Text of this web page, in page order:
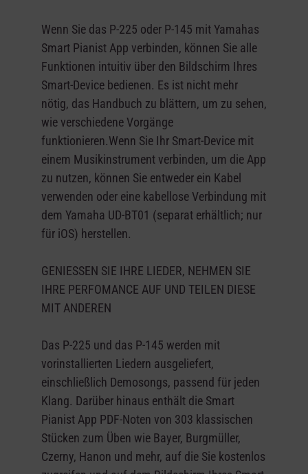
Wenn Sie das P-225 oder P-145 mit Yamahas
Smart Pianist App verbinden, können Sie alle
Funktionen intuitiv über den Bildschirm Ihres
Smart-Device bedienen. Es ist nicht mehr
nötig, das Handbuch zu blättern, um zu sehen,
wie verschiedene Vorgänge
funktionieren.Wenn Sie Ihr Smart-Device mit
einem Musikinstrument verbinden, um die App
zu nutzen, können Sie entweder ein Kabel
verwenden oder eine kabellose Verbindung mit
dem Yamaha UD-BT01 (separat erhältlich; nur
für iOS) herstellen.
GENIESSEN SIE IHRE LIEDER, NEHMEN SIE
IHRE PERFOMANCE AUF UND TEILEN DIESE
MIT ANDEREN
Das P-225 und das P-145 werden mit
vorinstallierten Liedern ausgeliefert,
einschließlich Demosongs, passend für jeden
Klang. Darüber hinaus enthält die Smart
Pianist App PDF-Noten von 303 klassischen
Stücken zum Üben wie Bayer, Burgmüller,
Czerny, Hanon und mehr, auf die Sie kostenlos